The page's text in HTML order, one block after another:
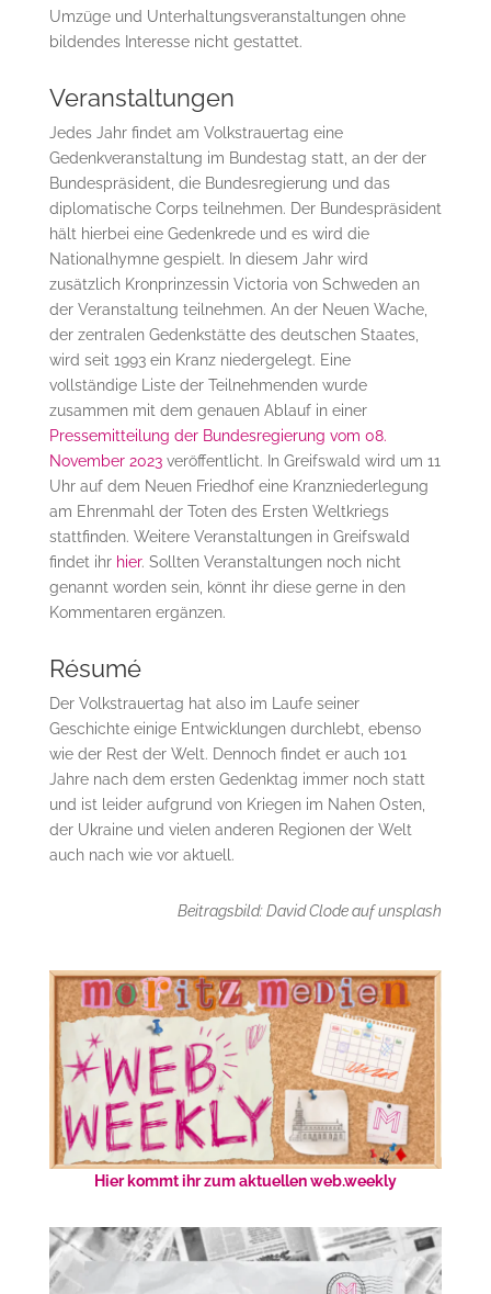
Umzüge und Unterhaltungsveranstaltungen ohne
bildendes Interesse nicht gestattet.
Veranstaltungen
Jedes Jahr findet am Volkstrauertag eine
Gedenkveranstaltung im Bundestag statt, an der der
Bundespräsident, die Bundesregierung und das
diplomatische Corps teilnehmen. Der Bundespräsident
hält hierbei eine Gedenkrede und es wird die
Nationalhymne gespielt. In diesem Jahr wird
zusätzlich Kronprinzessin Victoria von Schweden an
der Veranstaltung teilnehmen. An der Neuen Wache,
der zentralen Gedenkstätte des deutschen Staates,
wird seit 1993 ein Kranz niedergelegt. Eine
vollständige Liste der Teilnehmenden wurde
zusammen mit dem genauen Ablauf in einer
Pressemitteilung der Bundesregierung vom 08.
November 2023veröffentlicht. In Greifswald wird um 11
Uhr auf dem Neuen Friedhof eine Kranzniederlegung
am Ehrenmahl der Toten des Ersten Weltkriegs
stattfinden. Weitere Veranstaltungen in Greifswald
findet ihr hier. Sollten Veranstaltungen noch nicht
genannt worden sein, könnt ihr diese gerne in den
Kommentaren ergänzen.
Résumé
Der Volkstrauertag hat also im Laufe seiner
Geschichte einige Entwicklungen durchlebt, ebenso
wie der Rest der Welt. Dennoch findet er auch 101
Jahre nach dem ersten Gedenktag immer noch statt
und ist leider aufgrund von Kriegen im Nahen Osten,
der Ukraine und vielen anderen Regionen der Welt
auch nach wie vor aktuell.
Beitragsbild: David Clode auf unsplash
Hier kommt ihr zum aktuellen web.weekly